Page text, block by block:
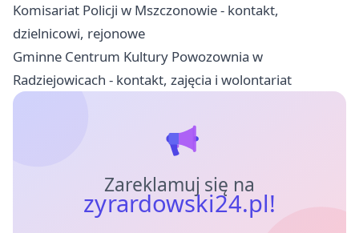
Komisariat Policji w Mszczonowie - kontakt,
dzielnicowi, rejonowe
Gminne Centrum Kultury Powozownia w
Radziejowicach - kontakt, zajęcia i wolontariat
Zareklamuj się na
zyrardowski24.pl!